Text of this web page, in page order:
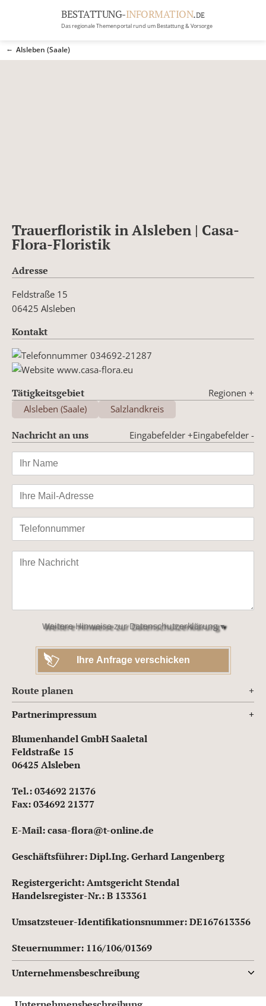
BESTATTUNG-INFORMATION.DE
Das regionale Themenportal rund um Bestattung & Vorsorge
BRANCHEN
Alsleben (Saale)
Trauerfloristik in Alsleben | Casa-
Flora-Floristik
Adresse
Feldstraße 15
06425 Alsleben
Kontakt
034692-21287
www.casa-flora.eu
Tätigkeitsgebiet Regionen +
Alsleben (Saale)
Salzlandkreis
Nachricht an uns Eingabefelder -
Eingabefelder +
Bitte
lasse
leer.Weitere Hinweise zur Datenschutzerklärung ▾
Route planen
Partnerimpressum
Blumenhandel GmbH Saaletal
Feldstraße 15
06425 Alsleben
Tel.: 034692 21376
Fax: 034692 21377
E-Mail: casa-flora@t-online.de
Geschäftsführer: Dipl.Ing. Gerhard Langenberg
Registergericht: Amtsgericht Stendal
Handelsregister-Nr.: B 133361
Umsatzsteuer-Identifikationsnummer: DE167613356
Steuernummer: 116/106/01369
Unternehmensbeschreibung